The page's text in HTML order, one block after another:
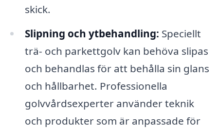
skick.
Slipning och ytbehandling: Speciellt
trä- och parkettgolv kan behöva slipas
och behandlas för att behålla sin glans
och hållbarhet. Professionella
golvvårdsexperter använder teknik
och produkter som är anpassade för